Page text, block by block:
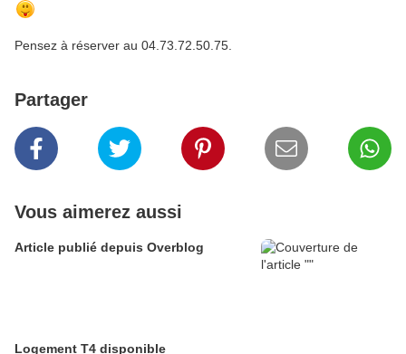
Pensez à réserver au 04.73.72.50.75.
Partager
Vous aimerez aussi
Article publié depuis Overblog
Logement T4 disponible